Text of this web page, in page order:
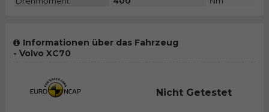
Informationen über das Fahrzeug
- Volvo XC70
Nicht Getestet